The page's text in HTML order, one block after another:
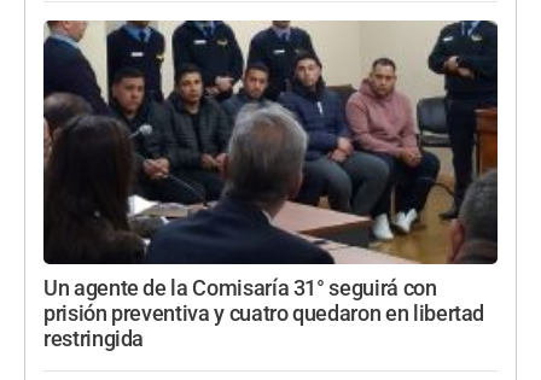
Un agente de la Comisaría 31° seguirá con
prisión preventiva y cuatro quedaron en libertad
restringida